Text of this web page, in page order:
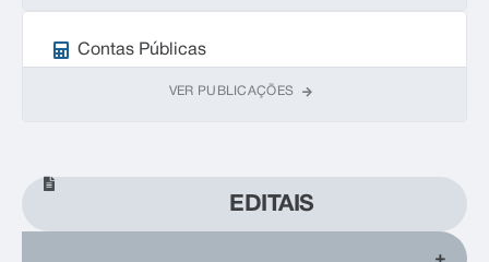
Contas Públicas
VER PUBLICAÇÕES
EDITAIS